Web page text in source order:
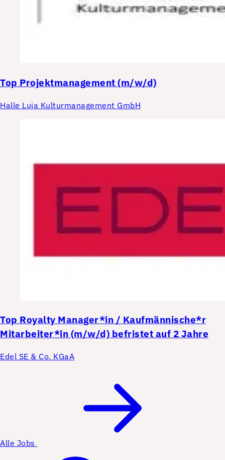
Top Projektmanagement (m/w/d)
Halle Luja Kulturmanagement GmbH
Top Royalty Manager*in / Kaufmännische*r
Mitarbeiter*in (m/w/d) befristet auf 2 Jahre
Edel SE & Co. KGaA
Alle Jobs